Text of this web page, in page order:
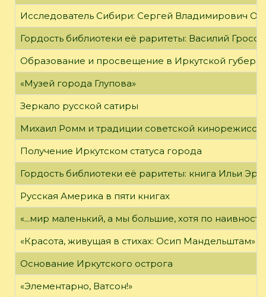
Исследователь Сибири: Сергей Владимирович
Гордость библиотеки её раритеты: Василий
Образование и просвещение в Иркутской
«Музей города Глупова»
Зеркало русской сатиры
Михаил Ромм и традиции советской
Получение Иркутском статуса города
Гордость библиотеки её раритеты: книга Ильи
Русская Америка в пяти книгах
«...мир маленький, а мы большие, хотя по
«Красота, живущая в стихах: Осип Мандельштам»
Основание Иркутского острога
«Элементарно, Ватсон!»